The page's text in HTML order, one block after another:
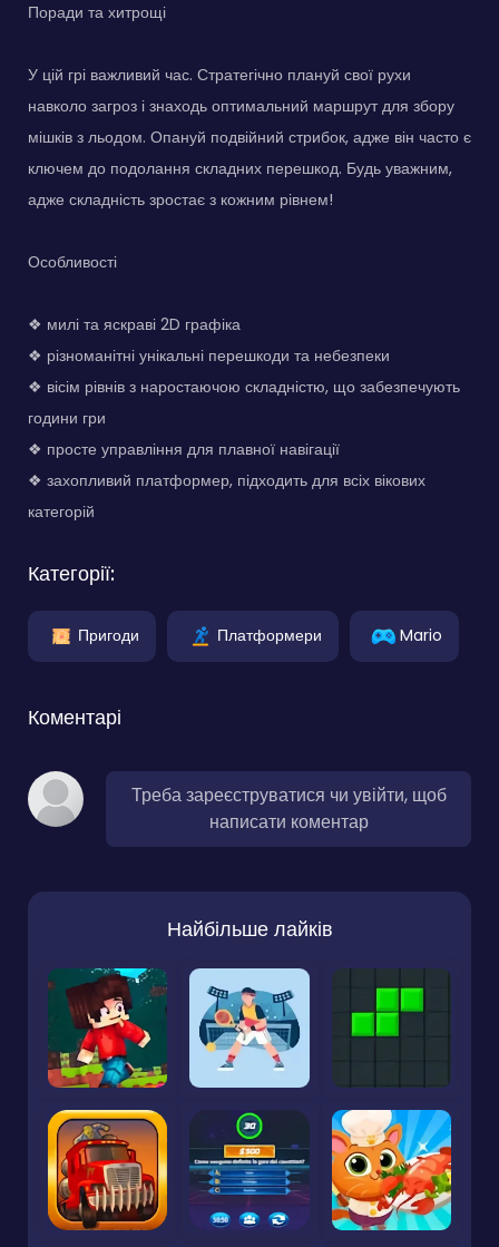
Поради та хитрощі
У цій грі важливий час. Стратегічно плануй свої рухи
навколо загроз і знаходь оптимальний маршрут для збору
мішків з льодом. Опануй подвійний стрибок, адже він часто є
ключем до подолання складних перешкод. Будь уважним,
адже складність зростає з кожним рівнем!
Особливості
❖ милі та яскраві 2D графіка
❖ різноманітні унікальні перешкоди та небезпеки
❖ вісім рівнів з наростаючою складністю, що забезпечують
години гри
❖ просте управління для плавної навігації
❖ захопливий платформер, підходить для всіх вікових
категорій
Категорії:
Пригоди Платформери Mario
Коментарі
Треба зареєструватися чи увійти, щоб
написати коментар
Найбільше лайків